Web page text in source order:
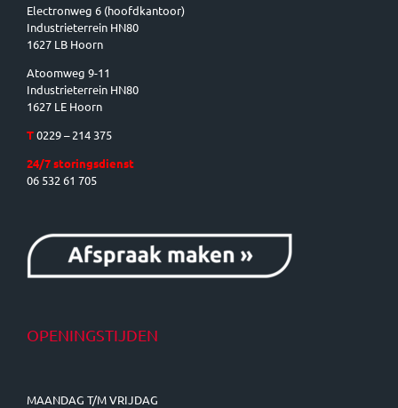
Electronweg 6 (hoofdkantoor)
Industrieterrein HN80
1627 LB Hoorn
Atoomweg 9-11
Industrieterrein HN80
1627 LE Hoorn
T0229 – 214 375
24/7 storingsdienst
06 532 61 705
OPENINGSTIJDEN
MAANDAG T/M VRIJDAG